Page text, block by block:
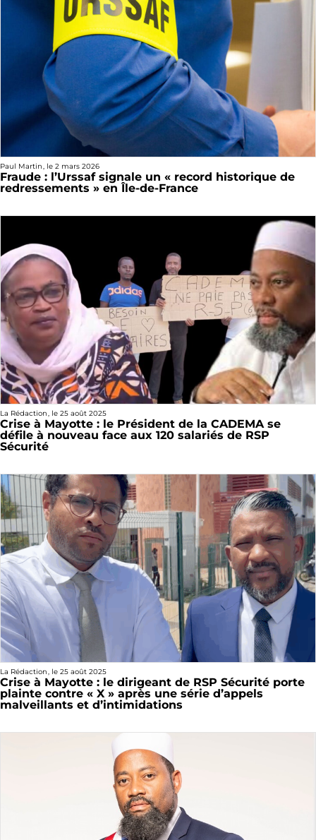
Paul Martin, le 2 mars 2026
Fraude : l’Urssaf signale un « record historique de
redressements » en Île-de-France
La Rédaction, le 25 août 2025
Crise à Mayotte : le Président de la CADEMA se
défile à nouveau face aux 120 salariés de RSP
Sécurité
La Rédaction, le 25 août 2025
Crise à Mayotte : le dirigeant de RSP Sécurité porte
plainte contre « X » après une série d’appels
malveillants et d’intimidations